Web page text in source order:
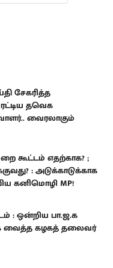
சேகரித்த
தவெக
வைரலாகும்
கூட்டம் எதற்காக? ;
: அடுக்காடுக்காக
கனிமொழி MP!
: ஒன்றிய பா.ஜ.க
வைத்த கழகத் தலைவர்